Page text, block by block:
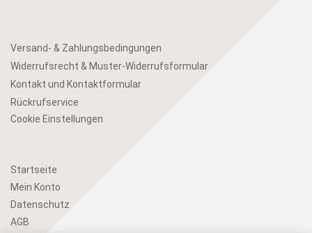
Versand- & Zahlungsbedingungen
Widerrufsrecht & Muster-Widerrufsformular
Kontakt und Kontaktformular
Rückrufservice
Cookie Einstellungen
Startseite
Mein Konto
Datenschutz
AGB